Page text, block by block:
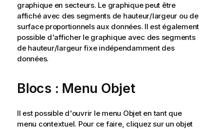
graphique en secteurs. Le graphique peut être
affiché avec des segments de hauteur/largeur ou de
surface proportionnels aux données. Il est également
possible d'afficher le graphique avec des segments
de hauteur/largeur fixe indépendamment des
données.
Blocs : Menu Objet
Il est possible d'ouvrir le menu Objet en tant que
menu contextuel. Pour ce faire, cliquez sur un objet